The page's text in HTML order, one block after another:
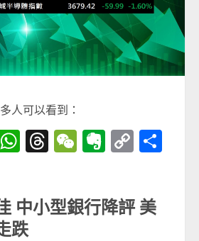
人可以看到：
WhatsApp
Threads
WeChat
Evernote
Copy
中小型銀行降評 美
跌